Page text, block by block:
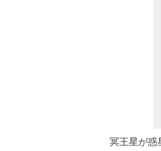
冥王星が惑